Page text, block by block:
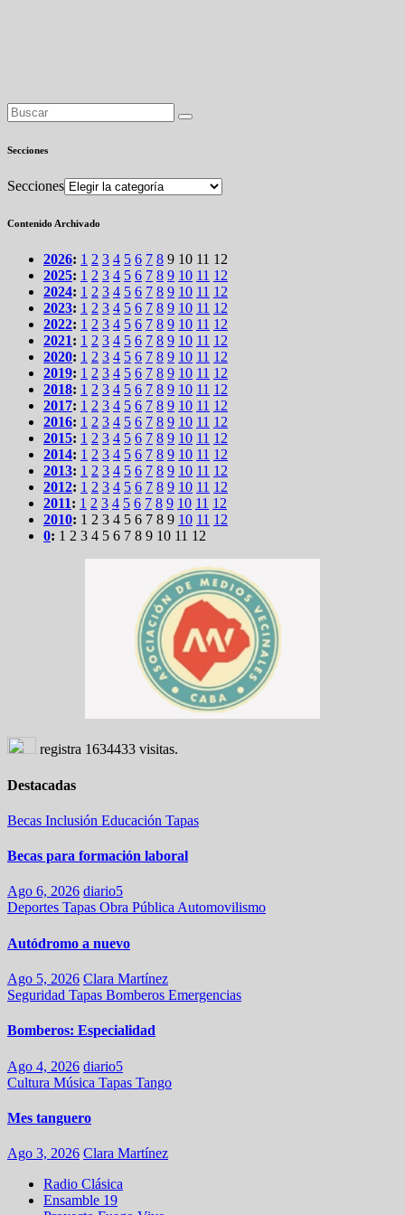
Secciones
Secciones
Contenido Archivado
2026: 1 2 3 4 5 6 7 8 9 10 11 12
2025: 1 2 3 4 5 6 7 8 9 10 11 12
2024: 1 2 3 4 5 6 7 8 9 10 11 12
2023: 1 2 3 4 5 6 7 8 9 10 11 12
2022: 1 2 3 4 5 6 7 8 9 10 11 12
2021: 1 2 3 4 5 6 7 8 9 10 11 12
2020: 1 2 3 4 5 6 7 8 9 10 11 12
2019: 1 2 3 4 5 6 7 8 9 10 11 12
2018: 1 2 3 4 5 6 7 8 9 10 11 12
2017: 1 2 3 4 5 6 7 8 9 10 11 12
2016: 1 2 3 4 5 6 7 8 9 10 11 12
2015: 1 2 3 4 5 6 7 8 9 10 11 12
2014: 1 2 3 4 5 6 7 8 9 10 11 12
2013: 1 2 3 4 5 6 7 8 9 10 11 12
2012: 1 2 3 4 5 6 7 8 9 10 11 12
2011: 1 2 3 4 5 6 7 8 9 10 11 12
2010: 1 2 3 4 5 6 7 8 9 10 11 12
0: 1 2 3 4 5 6 7 8 9 10 11 12
registra 1634433 visitas.
Destacadas
Becas Inclusión Educación Tapas
Becas para formación laboral
Ago 6, 2026 diario5
Deportes Tapas Obra PúblicaAutomovilismo
Autódromo a nuevo
Ago 5, 2026 Clara Martínez
Seguridad Tapas Bomberos Emergencias
Bomberos: Especialidad
Ago 4, 2026 diario5
Cultura Música Tapas Tango
Mes tanguero
Ago 3, 2026 Clara Martínez
Radio Clásica
Ensamble 19